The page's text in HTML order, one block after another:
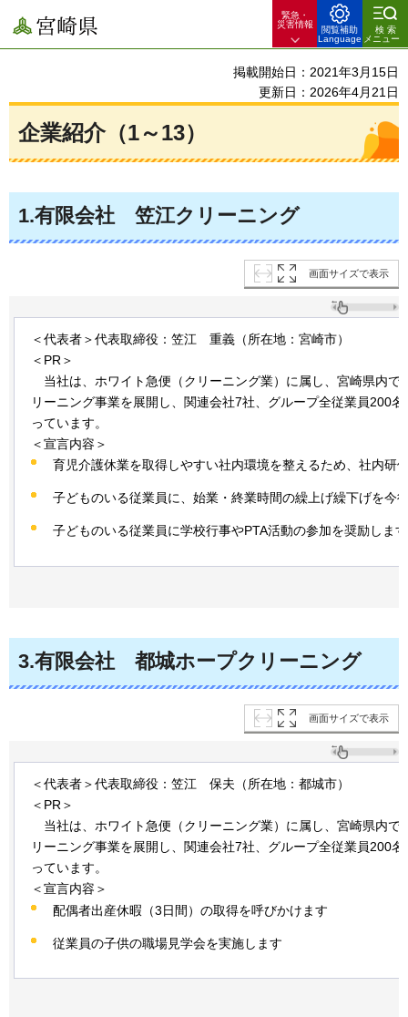
宮崎県
緊急・
災害情報
閲覧補助
Language
検索
メニュー
掲載開始日：2021年3月15日
更新日：2026年4月21日
企業紹介（1～13）
1.有限会社 笠江クリーニング
画面サイズで表示
＜代表者＞代表取締役：笠江 重義 （所在地：宮崎市）
＜PR＞
当社は、 ホワイト急便（クリーニング業）に属し、宮崎県内で
リーニング事業を展開し、関連会社7社、グループ全従業員200
っています。
＜宣言内容＞
育児介護休業を取得しやすい社内環境を整えるため、社内研
子どものいる従業員に、始業・終業時間の繰上げ繰下げを今
子どものいる従業員に学校行事やPTA活動の参加を奨励します
3.有限会社 都城ホープクリーニング
画面サイズで表示
＜代表者＞代表取締役：笠江 保夫 （所在地：都城市）
＜PR＞
当社は、 ホワイト急便（クリーニング業）に属し、宮崎県内で
リーニング事業を展開し、関連会社7社、グループ全従業員200
っています。
＜宣言内容＞
配偶者出産休暇（3日間）の取得を呼びかけます
従業員の子供の職場見学会を実施します